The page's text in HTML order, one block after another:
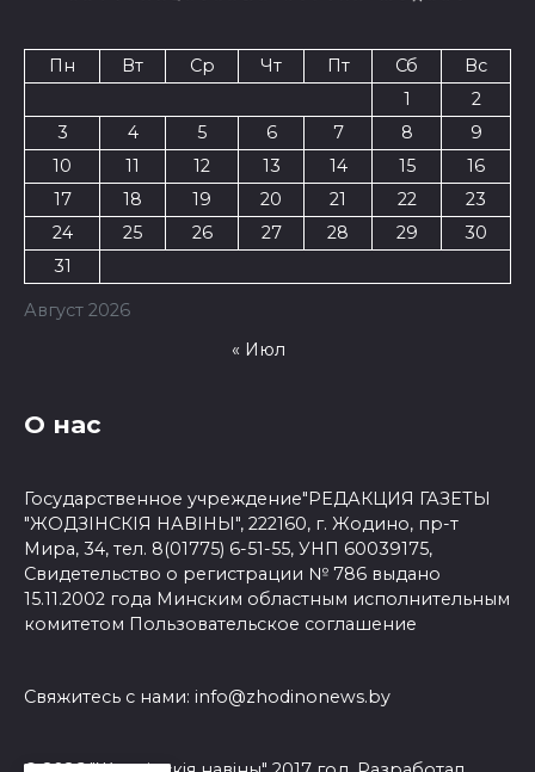
Август 2026
Пн Вт Ср Чт Пт Сб
Вс
1
2
3
4 5 6 7 8
9
10
11 12 13 14 15
16
17
18 19 20 21 22
23
24
25 26 27 28 29
30
31
« Июл
О нас
Государственное учреждение"РЕДАКЦИЯ ГАЗЕТЫ
"ЖОДЗІНСКІЯ НАВІНЫ", 222160, г. Жодино, пр-т
Мира, 34, тел. 8(01775) 6-51-55, УНП 60039175,
Свидетельство о регистрации № 786 выдано
15.11.2002 года Минским областным исполнительным
комитетом Пользовательское соглашение
Свяжитесь с нами: info@zhodinonews.by